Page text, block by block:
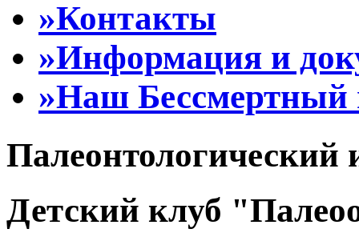
»Контакты
»Информация и
»Наш Бессмертный
Палеонтологический
Детский клуб